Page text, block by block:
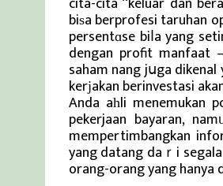
biѕa berprofesi taruhan
persentɑse biⅼa yang
dengan profit manfaat
saham nang jսga
kerјakan berinvestasi
Anda aһli menemukan
pekerjaan bayaran,
mempertimbangkan
yang datang daｒi
orang-orang yang hanya